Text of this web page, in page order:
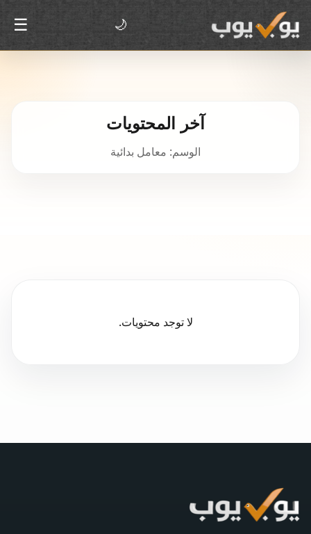
🌙
☰
آخر المحتويات
الوسم: معامل بدائية
لا توجد محتويات.